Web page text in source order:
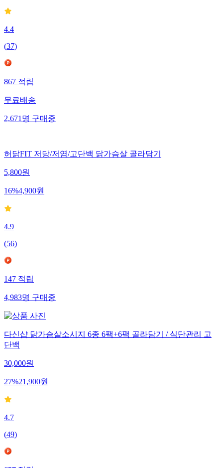
4.4
(37)
867적립
무료배송
2,671명구매중
허닭FIT 저당/저염/고단백 닭가슴살 골라담기
5,800원
16%4,900원
4.9
(56)
147적립
4,983명구매중
다신샵 닭가슴살소시지 6종 6팩+6팩 골라담기 / 식단관리 고
단백
30,000원
27%21,900원
4.7
(49)